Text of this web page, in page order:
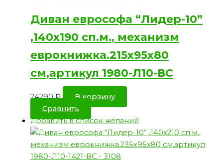
Диван еврософа “Лидер-10”
,140х190 сп.м., механизм
еврокнижка.215х95х80
см,артикул 1980-Л10-ВС
24290₽
В корзину
Сравнить
Добавить в список желаний